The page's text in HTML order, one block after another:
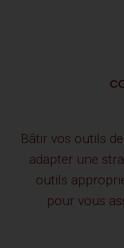
Bâtir vos outils
adapter une
outils
pour vous